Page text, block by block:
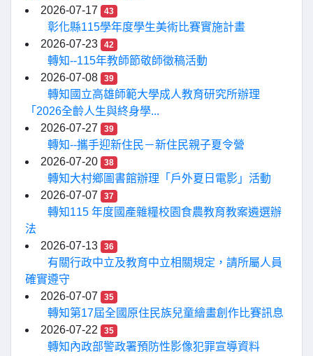
2026-07-17
43
彰化縣115學年度學生美術比賽實施計畫
2026-07-23
42
轉知--115年教師節敬師徵稿活動
2026-07-08
39
轉知國立高雄師範大學成人教育研究所辦理
「2026全齡人生與終身學...
2026-07-27
39
轉知--攜手迎新住民－新住民親子夏令營
2026-07-20
38
轉知大村鄉圖書館辦理「戶外夏日電影」活動
2026-07-07
37
轉知115 年度國產雜糧校園食農教育教案遴選辦
法
2026-07-13
36
有關行政中立及教育中立相關規定，請所屬人員
確實遵守
2026-07-07
35
轉知第17屆全國原住民族兒童繪畫創作比賽訊息
2026-07-22
35
轉知內政部警政署預防性影像犯罪宣導資料